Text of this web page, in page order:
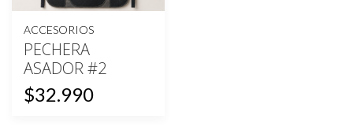
ACCESORIOS
PECHERA
ASADOR #2
$32.990